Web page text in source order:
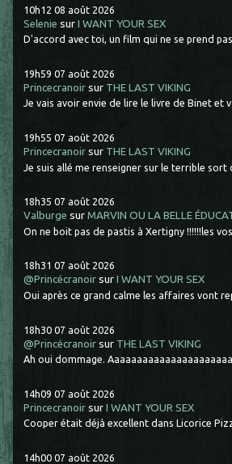
10h12 08 août 2026
Selenie surI WANT YOUR SEX
D'accord avec toi, un film qui ne se prend
19h59 07 août 2026
Princecranoir sur THE LAST VIKING
Je vais avoir envie de lire le livre de Binet et
19h55 07 août 2026
Princecranoir sur THE LAST VIKING
Je suis allé me renseigner sur le terrible sort
18h35 07 août 2026
Valburge surMARVIN OU LA BELLE
On ne boit pas de pastis à Xertigny !!!!!!les
18h31 07 août 2026
@Princécranoir surI WANT YOUR SEX
Oui après ce grand calme les affaires vont
18h30 07 août 2026
@Princécranoir sur THE LAST VIKING
Ah oui dommage.
14h09 07 août 2026
Princecranoir surI WANT YOUR SEX
Cooper était déjà excellent dans Licorice
14h00 07 août 2026